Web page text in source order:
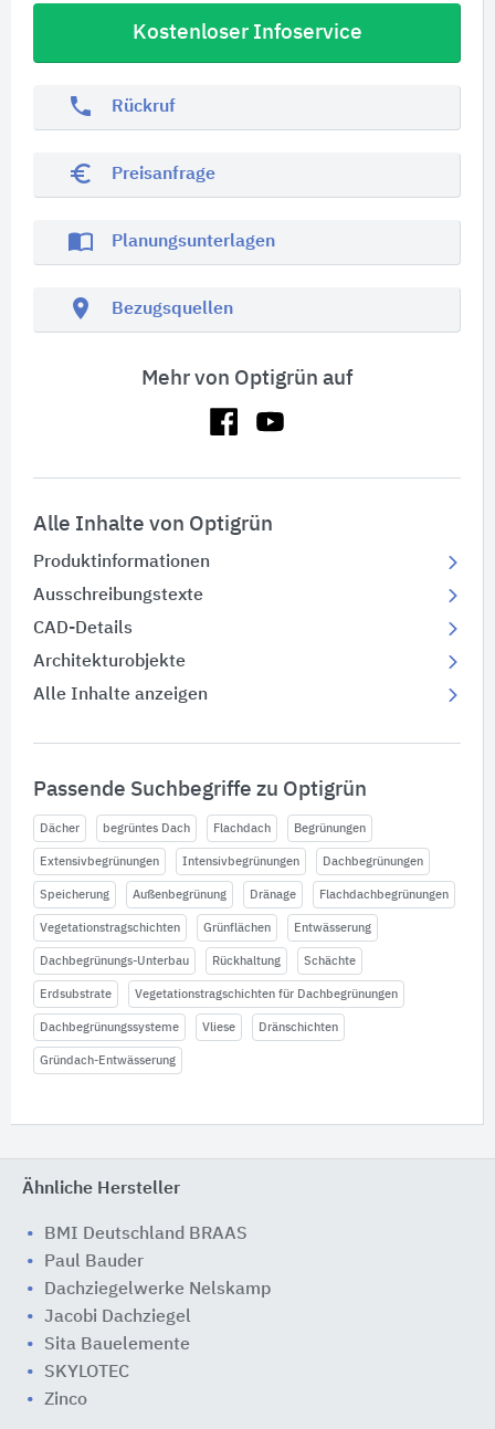
Kostenloser Infoservice
phone Rückruf
euro_symbol Preisanfrage
import_contacts Planungsunterlagen
location_on Bezugsquellen
Mehr von Optigrün auf
Alle Inhalte von Optigrün
Produktinformationen
Ausschreibungstexte
CAD-Details
Architekturobjekte
Alle Inhalte anzeigen
Passende Suchbegriffe zu Optigrün
Dächer begrüntes Dach Flachdach Begrünungen
Extensivbegrünungen Intensivbegrünungen Dachbegrünungen
Speicherung Außenbegrünung Dränage Flachdachbegrünungen
Vegetationstragschichten Grünflächen Entwässerung
Dachbegrünungs-Unterbau Rückhaltung Schächte
Erdsubstrate Vegetationstragschichten für Dachbegrünungen
Dachbegrünungssysteme Vliese Dränschichten
Gründach-Entwässerung
Ähnliche Hersteller
BMI Deutschland BRAAS
Paul Bauder
Dachziegelwerke Nelskamp
Jacobi Dachziegel
Sita Bauelemente
SKYLOTEC
Zinco